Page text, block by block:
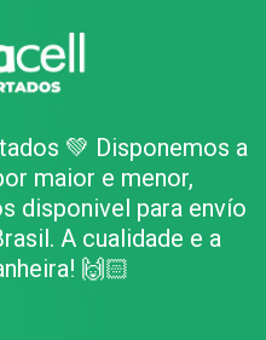
💚 Disponemos a
maior e menor,
disponivel para envío
A cualidade e a
🙌🏻